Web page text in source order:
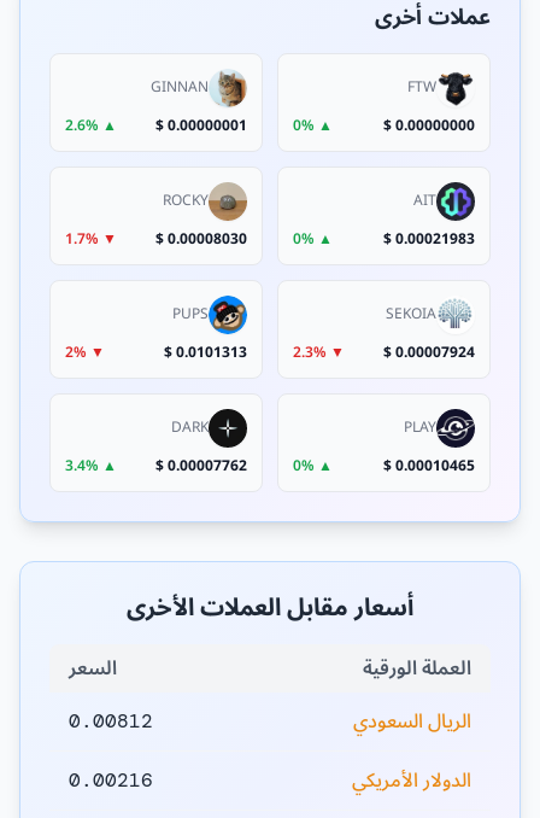
عملات أخرى
FTW
0.00000000 $
▲ 0%
GINNAN
0.00000001 $
▲ 2.6%
AIT
0.00021983 $
▲ 0%
ROCKY
0.00008030 $
▼ 1.7%
SEKOIA
0.00007924 $
▼ 2.3%
PUPS
0.0101313 $
▼ 2%
PLAY
0.00010465 $
▲ 0%
DARK
0.00007762 $
▲ 3.4%
أسعار مقابل العملات الأخرى
العملة الورقية
السعر
الريال السعودي
0.00812
الدولار الأمريكي 0.00216